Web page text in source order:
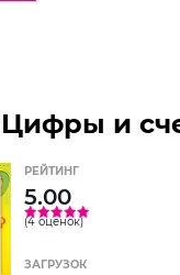
и
РЕЙТИНГ
5.00
(4 оценок)
ЗАГРУЗОК